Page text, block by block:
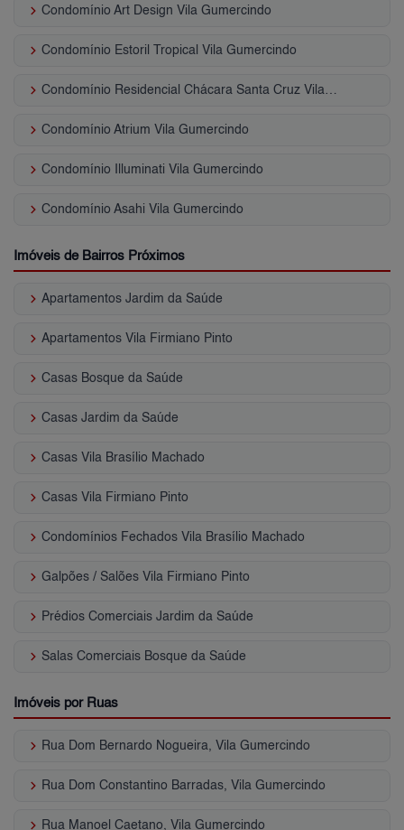
keyboard_arrow_right Condomínio Art Design Vila Gumercindo
keyboard_arrow_right Condomínio Estoril Tropical Vila Gumercindo
keyboard_arrow_right Condomínio Residencial Chácara Santa Cruz Vila Gumercindo
keyboard_arrow_right Condomínio Atrium Vila Gumercindo
keyboard_arrow_right Condomínio Illuminati Vila Gumercindo
keyboard_arrow_right Condomínio Asahi Vila Gumercindo
Imóveis de Bairros Próximos
keyboard_arrow_right Apartamentos Jardim da Saúde
keyboard_arrow_right Apartamentos Vila Firmiano Pinto
keyboard_arrow_right Casas Bosque da Saúde
keyboard_arrow_right Casas Jardim da Saúde
keyboard_arrow_right Casas Vila Brasílio Machado
keyboard_arrow_right Casas Vila Firmiano Pinto
keyboard_arrow_right Condomínios Fechados Vila Brasílio Machado
keyboard_arrow_right Galpões / Salões Vila Firmiano Pinto
keyboard_arrow_right Prédios Comerciais Jardim da Saúde
keyboard_arrow_right Salas Comerciais Bosque da Saúde
Imóveis por Ruas
keyboard_arrow_right Rua Dom Bernardo Nogueira, Vila Gumercindo
keyboard_arrow_right Rua Dom Constantino Barradas, Vila Gumercindo
keyboard_arrow_right Rua Manoel Caetano, Vila Gumercindo